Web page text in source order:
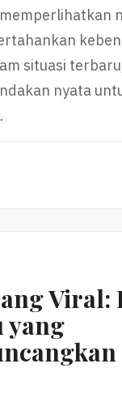
situasi
nyata
Viral:
yang